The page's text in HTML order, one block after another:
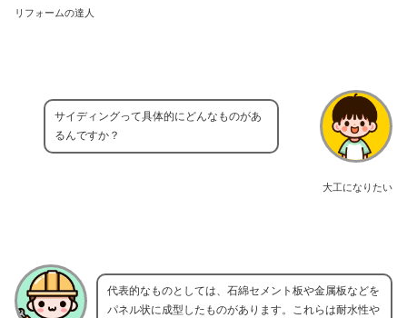
リフォームの達人
大工になりたい
サイディングって具体的にどんなものがあ
るんですか？
代表的なものとしては、石綿セメント板や金属板などを
パネル状に成型したものがあります。これらは耐水性や